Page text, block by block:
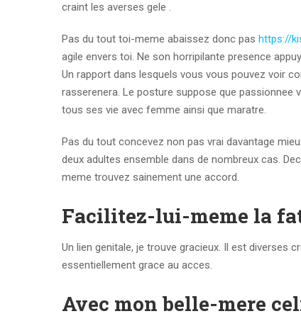
craint les averses gele .
Pas du tout toi-meme abaissez donc pas https://
agile envers toi. Ne son horripilante presence
Un rapport dans lesquels vous vous pouvez voir
rasserenera. Le posture suppose que passionnee
tous ses vie avec femme ainsi que maratre.
Pas du tout concevez non pas vrai davantage
deux adultes ensemble dans de nombreux cas.
meme trouvez sainement une accord.
Facilitez-lui-meme la
Un lien genitale, je trouve gracieux. Il est diverses
essentiellement grace au acces.
Avec mon belle-mere